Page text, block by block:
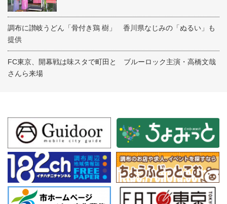
調布に讃岐うどん「骨付き鶏 樹」 香川県なじみの「ぬるい」も
提供
FC東京、開幕戦は味スタで町田と ブルーロック主演・高橋文哉
さんら来場